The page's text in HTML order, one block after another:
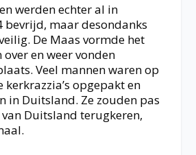
werden echter al in
bevrijd, maar desondanks
De Maas vormde het
en weer vonden
Veel mannen waren op
opgepakt en
in Duitsland. Ze zouden pas
van Duitsland terugkeren,